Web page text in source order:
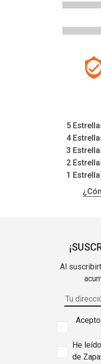
5
4
3
2
1 Estrella
Al
He
de